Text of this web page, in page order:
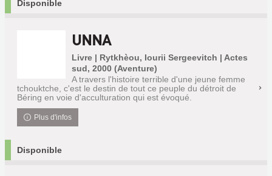
Disponible
UNNA
Livre | Rytkhèou, Iourii Sergeevitch | Actes
sud, 2000 (Aventure)
A travers l'histoire terrible d'une jeune femme
tchouktche, c'est le destin de tout ce peuple du détroit de
Béring en voie d'acculturation qui est évoqué.
Plus d'infos
Disponible